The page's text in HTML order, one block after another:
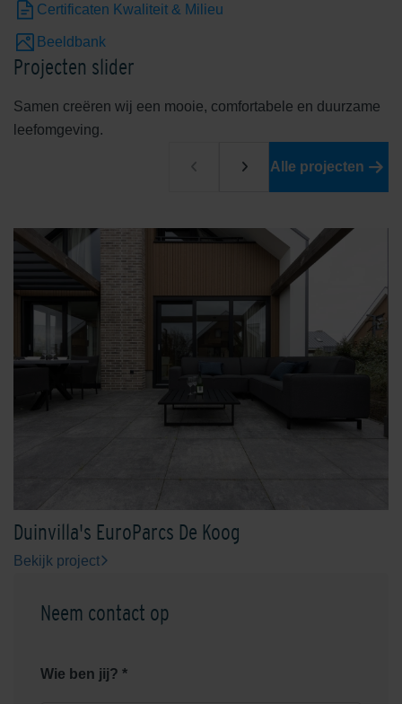
Certificaten Kwaliteit & Milieu
Beeldbank
Projecten slider
Samen creëren wij een mooie, comfortabele en duurzame
leefomgeving.
Alle projecten
Duinvilla's EuroParcs De Koog
Bekijk project
Neem contact op
Wie ben jij? *